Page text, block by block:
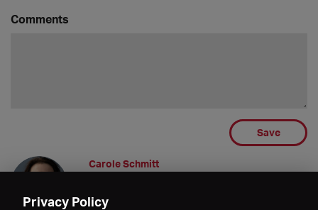
Comments
Save
Carole Schmitt
Privacy Policy